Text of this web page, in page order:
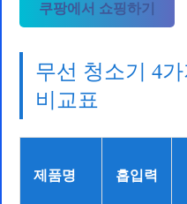
쿠팡에서 쇼핑하기
무선 청소기 4
비교표
제품명 흡입력